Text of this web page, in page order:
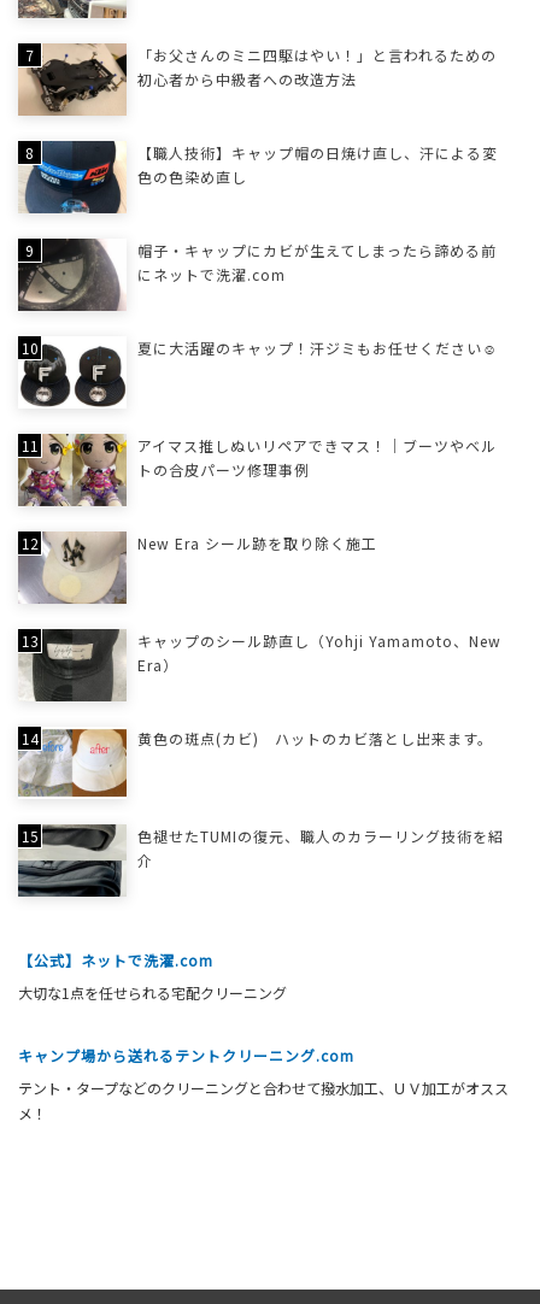
「お父さんのミニ四駆はやい！」と言われるための
初心者から中級者への改造方法
【職人技術】キャップ帽の日焼け直し、汗による変
色の色染め直し
帽子・キャップにカビが生えてしまったら諦める前
にネットで洗濯.com
夏に大活躍のキャップ！汗ジミもお任せください☺
アイマス推しぬいリペアできマス！｜ブーツやベル
トの合皮パーツ修理事例
New Era シール跡を取り除く施工
キャップのシール跡直し（Yohji Yamamoto、New
Era）
黄色の斑点(カビ) ハットのカビ落とし出来ます。
色褪せたTUMIの復元、職人のカラーリング技術を紹
介
【公式】ネットで洗濯.com
大切な1点を任せられる宅配クリーニング
キャンプ場から送れるテントクリーニング.com
テント・タープなどのクリーニングと合わせて撥水加工、ＵＶ加工がオスス
メ！